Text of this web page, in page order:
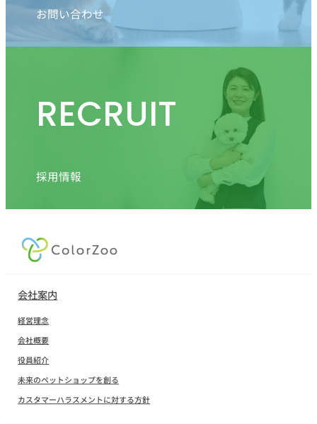
お問い合わせ
RECRUIT
採用情報
会社案内
経営理念
会社概要
役員紹介
未来のペットショップを創る
カスタマーハラスメントに対する方針